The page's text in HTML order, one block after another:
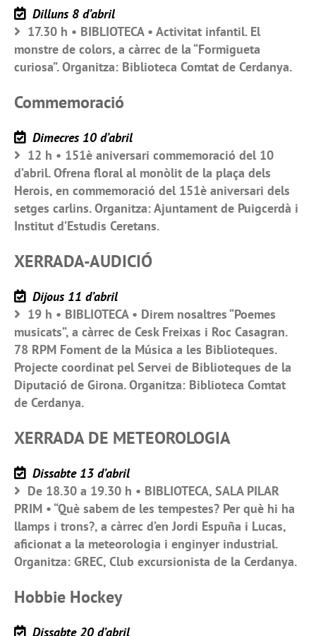
Dilluns 8 d’abril
17.30 h • BIBLIOTECA • Activitat infantil. El
monstre de colors, a càrrec de la “Formigueta
curiosa”. Organitza: Biblioteca Comtat de Cerdanya.
Commemoració
Dimecres 10 d’abril
12 h • 151è aniversari commemoració del 10
d’abril. Ofrena floral al monòlit de la plaça dels
Herois, en commemoració del 151è aniversari dels
setges carlins. Organitza: Ajuntament de Puigcerdà i
Institut d’Estudis Ceretans.
XERRADA-AUDICIÓ
Dijous 11 d’abril
19 h • BIBLIOTECA • Direm nosaltres “Poemes
musicats”, a càrrec de Cesk Freixas i Roc Casagran.
78 RPM Foment de la Música a les Biblioteques.
Projecte coordinat pel Servei de Biblioteques de la
Diputació de Girona. Organitza: Biblioteca Comtat
de Cerdanya.
XERRADA DE METEOROLOGIA
Dissabte 13 d’abril
De 18.30 a 19.30 h • BIBLIOTECA, SALA PILAR
PRIM • “Què sabem de les tempestes? Per què hi ha
llamps i trons?, a càrrec d’en Jordi Espuña i Lucas,
aficionat a la meteorologia i enginyer industrial.
Organitza: GREC, Club excursionista de la Cerdanya.
Hobbie Hockey
Dissabte 20 d’abril